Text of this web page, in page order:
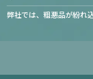
弊社では、粗悪品が紛れ